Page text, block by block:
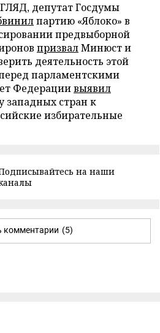
депутат Госдумы
партию «Яблоко» в
предвыборной
призвалМинюст и
деятельность этой
парламентскими
Федерациивыявил
западных стран к
избирательные
на наши
комментарии (5)